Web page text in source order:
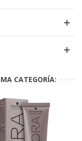
CATEGORÍA: